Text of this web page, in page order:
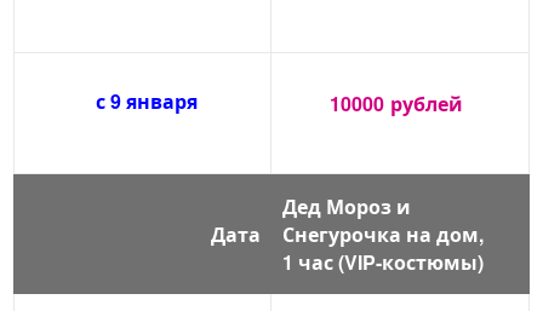
с 9 января 10000 рублей
Дата
Дед Мороз и
Снегурочка на дом,
1 час (VIP-костюмы)